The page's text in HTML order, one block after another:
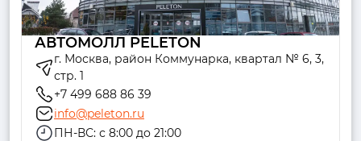
АВТОМОЛЛ PELETON
г. Москва, район Коммунарка, квартал № 6, 3,
стр. 1
+7 499 688 86 39
info@peleton.ru
ПН-ВС: с 8:00 до 21:00